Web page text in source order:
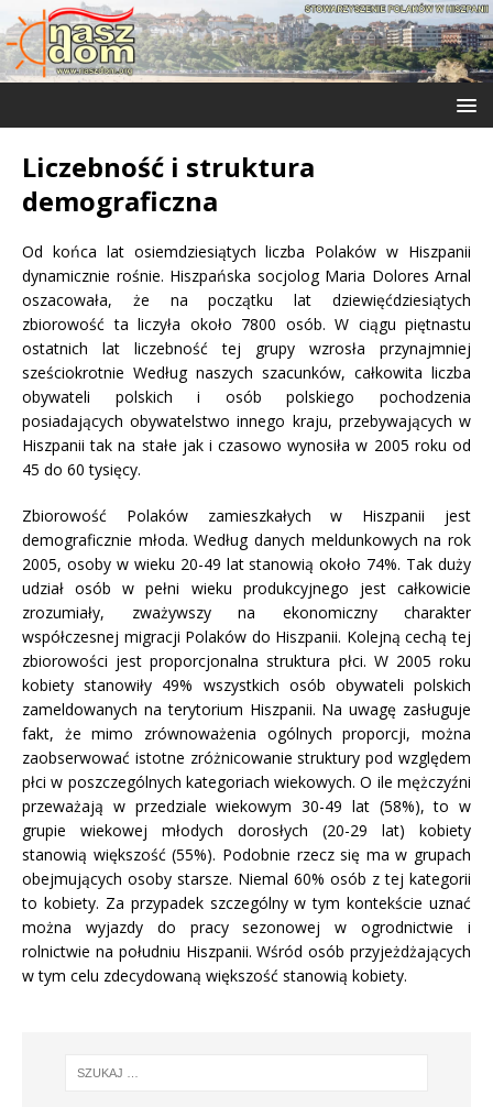
Liczebność i struktura
demograficzna
Od końca lat osiemdziesiątych liczba Polaków w Hiszpanii
dynamicznie rośnie. Hiszpańska socjolog Maria Dolores Arnal
oszacowała, że na początku lat dziewięćdziesiątych
zbiorowość ta liczyła około 7800 osób. W ciągu piętnastu
ostatnich lat liczebność tej grupy wzrosła przynajmniej
sześciokrotnie Według naszych szacunków, całkowita liczba
obywateli polskich i osób polskiego pochodzenia
posiadających obywatelstwo innego kraju, przebywających w
Hiszpanii tak na stałe jak i czasowo wynosiła w 2005 roku od
45 do 60 tysięcy.
Zbiorowość Polaków zamieszkałych w Hiszpanii jest
demograficznie młoda. Według danych meldunkowych na rok
2005, osoby w wieku 20-49 lat stanowią około 74%. Tak duży
udział osób w pełni wieku produkcyjnego jest całkowicie
zrozumiały, zważywszy na ekonomiczny charakter
współczesnej migracji Polaków do Hiszpanii. Kolejną cechą tej
zbiorowości jest proporcjonalna struktura płci. W 2005 roku
kobiety stanowiły 49% wszystkich osób obywateli polskich
zameldowanych na terytorium Hiszpanii. Na uwagę zasługuje
fakt, że mimo zrównoważenia ogólnych proporcji, można
zaobserwować istotne zróżnicowanie struktury pod względem
płci w poszczególnych kategoriach wiekowych. O ile mężczyźni
przeważają w przedziale wiekowym 30-49 lat (58%), to w
grupie wiekowej młodych dorosłych (20-29 lat) kobiety
stanowią większość (55%). Podobnie rzecz się ma w grupach
obejmujących osoby starsze. Niemal 60% osób z tej kategorii
to kobiety. Za przypadek szczególny w tym kontekście uznać
można wyjazdy do pracy sezonowej w ogrodnictwie i
rolnictwie na południu Hiszpanii. Wśród osób przyjeżdżających
w tym celu zdecydowaną większość stanowią kobiety.